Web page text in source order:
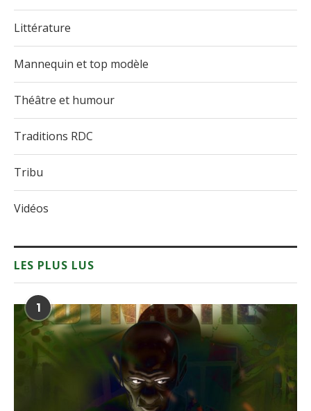
Littérature
Mannequin et top modèle
Théâtre et humour
Traditions RDC
Tribu
Vidéos
LES PLUS LUS
1